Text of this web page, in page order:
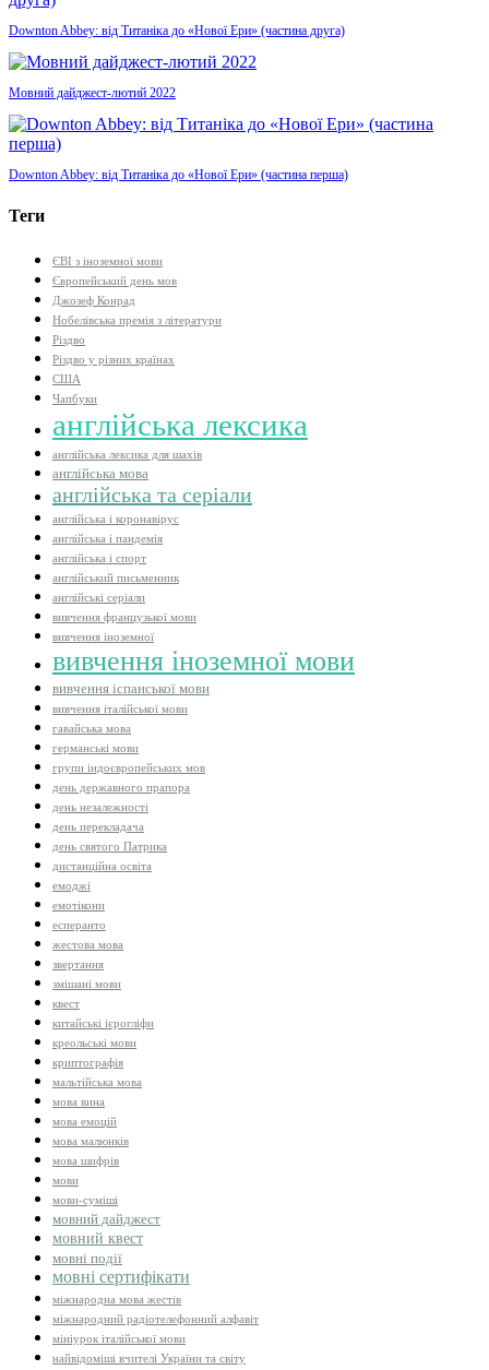
Downton Abbey: від Титаніка до «Нової Ери» (частина друга)
Мовний дайджест-лютий 2022
Downton Abbey: від Титаніка до «Нової Ери» (частина перша)
Теги
ЄВІ з іноземної мови
Європейський день мов
Джозеф Конрад
Нобелівська премія з літератури
Різдво
Різдво у різних країнах
США
Чапбуки
англійська лексика
англійська лексика для шахів
англійська мова
англійська та серіали
англійська і коронавірус
англійська і пандемія
англійська і спорт
англійський письменник
англійські серіали
вивчення французької мови
вивчення іноземної
вивчення іноземної мови
вивчення іспанської мови
вивчення італійської мови
гавайська мова
германські мови
групи індоєвропейських мов
день державного прапора
день незалежності
день перекладача
день святого Патрика
дистанційна освіта
емоджі
емотікони
есперанто
жестова мова
звертання
змішані мови
квест
китайські ієрогліфи
креольські мови
криптографія
мальтійська мова
мова вина
мова емоцій
мова малюнків
мова шифрів
мови
мови-суміші
мовний дайджест
мовний квест
мовні події
мовні сертифікати
міжнародна мова жестів
міжнародний радіотелефонний алфавіт
мініурок італійської мови
найвідоміші вчителі України та світу